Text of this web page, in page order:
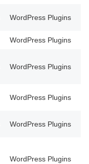
WordPress Plugins
WordPress Plugins
WordPress Plugins
WordPress Plugins
WordPress Plugins
WordPress Plugins